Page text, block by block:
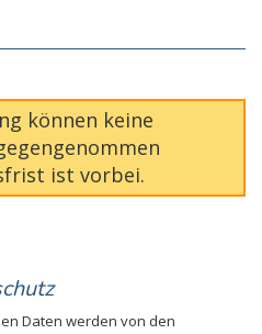
können keine
ist vorbei.
Daten werden von den